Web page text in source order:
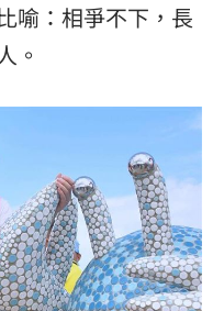
喻：相爭不下，長
。